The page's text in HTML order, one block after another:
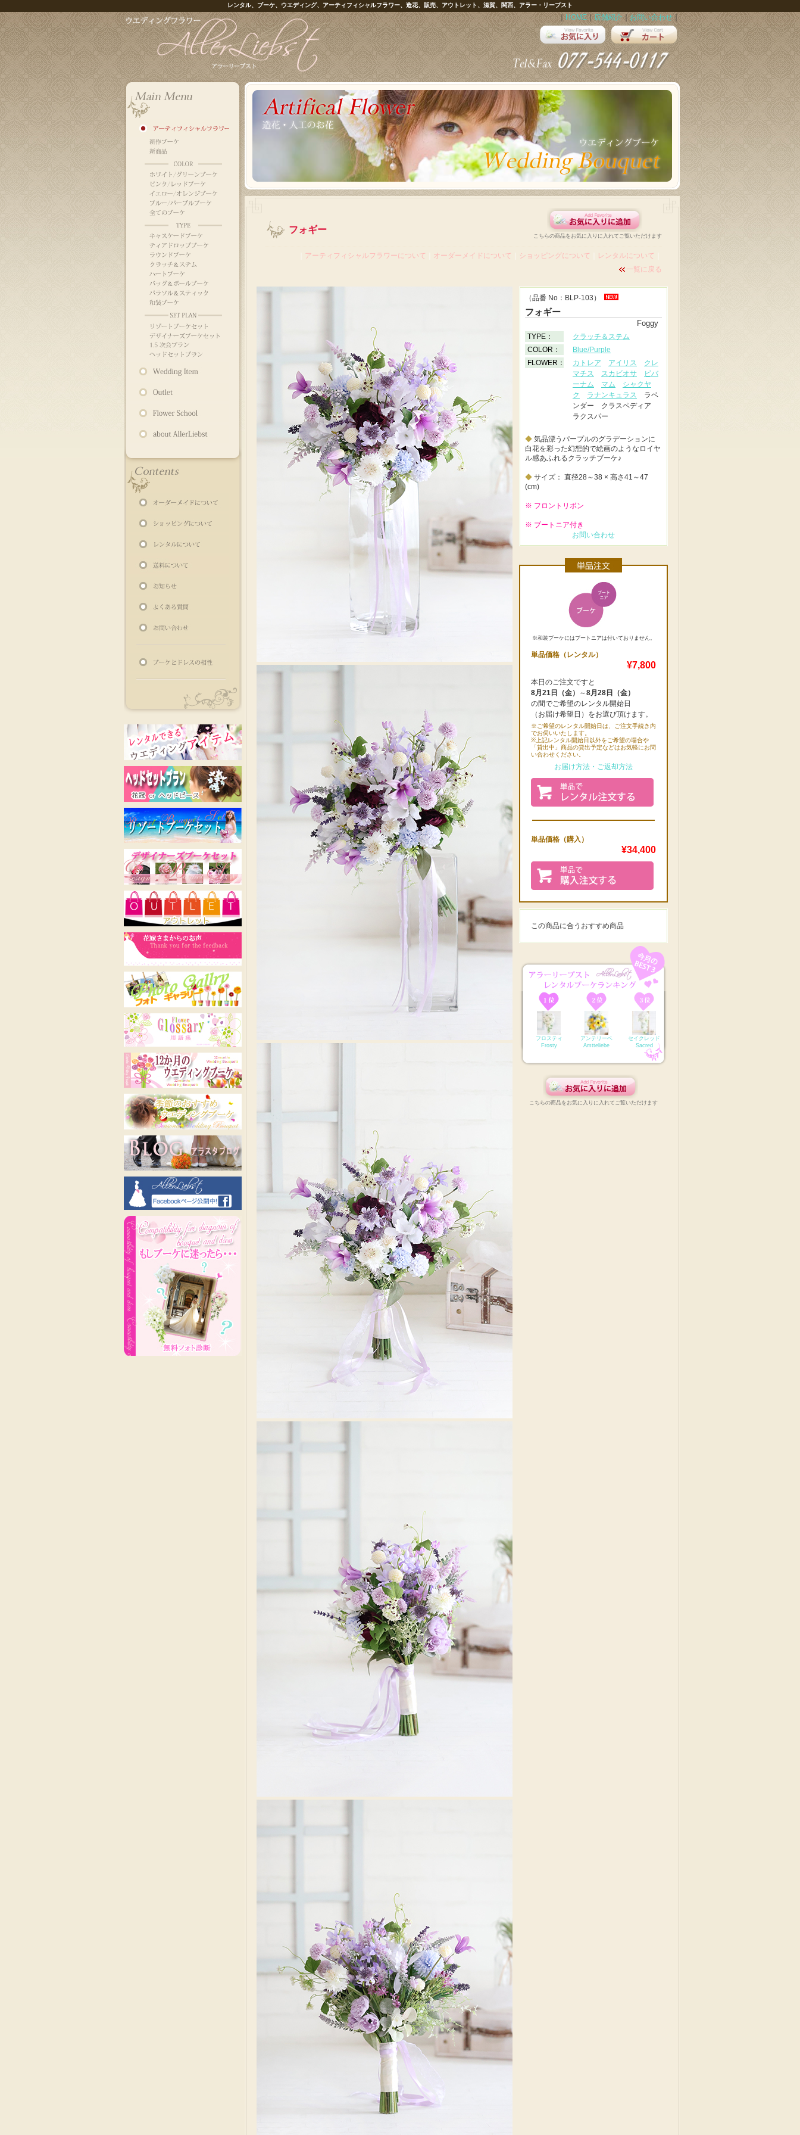
レンタル、ブーケ、ウエディング、アーティフィシャルフラワー、造花、販売、アウトレット、滋賀、関西、アラー・リープスト
｜ HOME｜ 店舗紹介 ｜お問い合わせ｜
こちらの商品をお気に入りに入れてご覧いただけます
フォギー
アーティフィシャルフラワーについて オーダーメイドについて ショッピングについて レンタルについて
一覧に戻る
（品番 No：BLP-103）
フォギー
Foggy
TYPE：
クラッチ＆ステム
COLOR：
Blue/Purple
FLOWER：
カトレア アイリス
クレ
マチス
スカビオサ
ビバ
ーナム
マム
シャクヤ
ク
ラナンキュラス ラベ
ンダー クラスペディア
ラクスパー
◆ 気品漂うパープルのグラデーションに
白花を彩った幻想的で絵画のようなロイヤ
ル感あふれるクラッチブーケ♪
◆ サイズ： 直径28～38 × 高さ41～47
(cm)
※ フロントリボン
※ ブートニア付き
お問い合わせ
※和装ブーケにはブートニアは付いておりません。
単品価格（レンタル）
¥7,800
本日のご注文ですと
8月21日（金）
～8月28日（金）
の間でご希望のレンタル開始日
（お届け希望日）をお選び頂けます。
※ご希望のレンタル開始日は、ご注文手続き内
でお伺いいたします。
※上記レンタル開始日以外をご希望の場合や
「貸出中」商品の貸出予定などはお気軽にお問
い合わせください。
お届け方法・ご返却方法
単品価格（購入）
¥34,400
この商品に合うおすすめ商品
フロスティ
Frosty
アンテリーベ
Amtteliebe
セイクレッド
Sacred
こちらの商品をお気に入りに入れてご覧いただけます